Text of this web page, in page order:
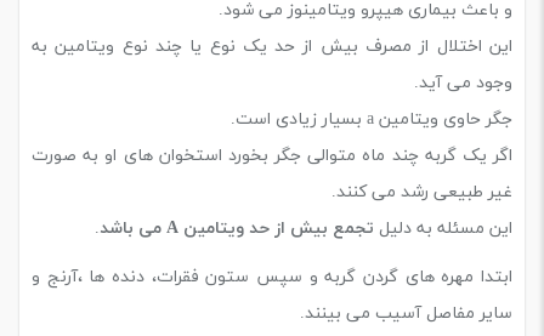
و باعث بیماری هیپرو ویتامینوز می شود.
این اختلال از مصرف بیش از حد یک نوع یا چند نوع ویتامین به
وجود می ‌آید.
جگر حاوی ویتامین a بسیار زیادی است.
اگر یک گربه چند ماه متوالی جگر بخورد استخوان های او به صورت
غیر طبیعی رشد می ‌کنند.
این مسئله به دلیل تجمع بیش از حد ویتامین A می باشد .
ابتدا مهره های گردن گربه و سپس ستون فقرات، دنده ها ،آرنج و
سایر مفاصل آسیب می‌ بینند.